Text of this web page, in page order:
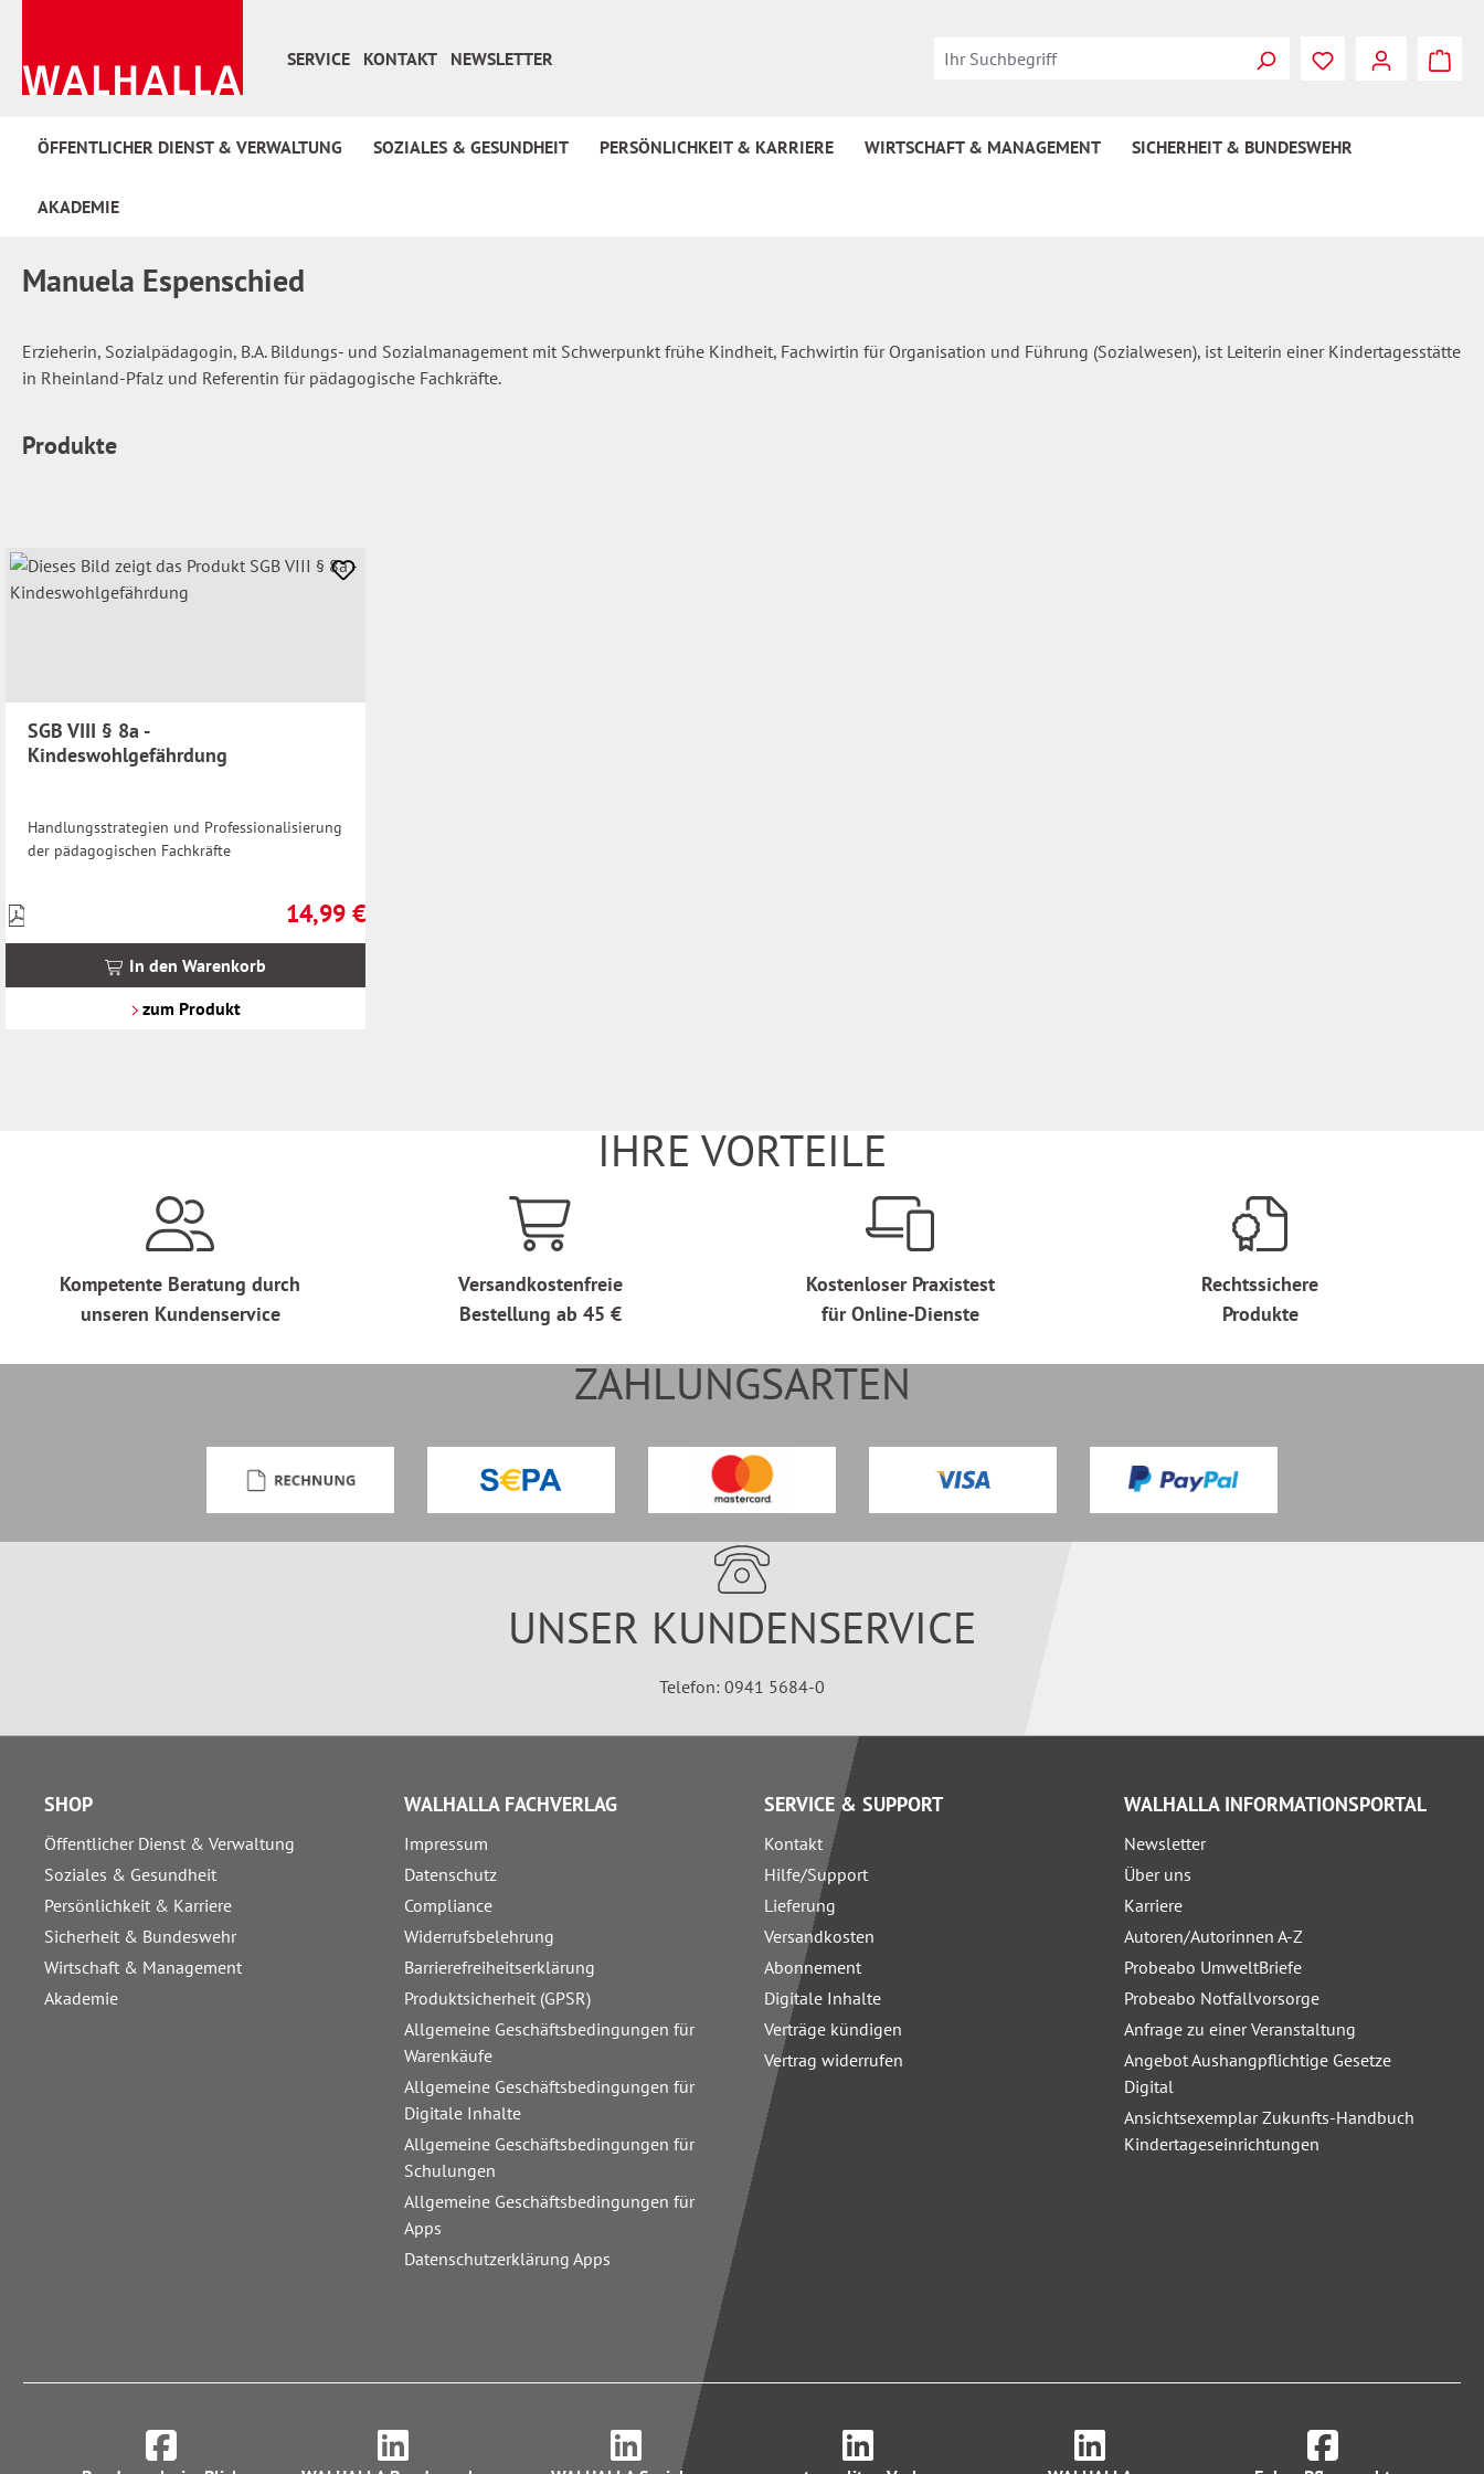
SERVICE
KONTAKT NEWSLETTER Du hast 0
ÖFFENTLICHER DIENST & VERWALTUNG SOZIALES & GESUNDHEIT PERSÖNLICHKEIT & KARRIERE WIRTSCHAFT & MANAGEMENT SICHERHEIT & BUNDESWEHR
AKADEMIE
Manuela Espenschied
Erzieherin, Sozialpädagogin, B.A. Bildungs- und Sozialmanagement mit Schwerpunkt frühe Kindheit, Fachwirtin für Organisation und Führung (Sozialwesen), ist Leiterin einer Kindertagesstätte
in Rheinland-Pfalz und Referentin für pädagogische Fachkräfte.
Produkte
SGB VIII § 8a -
Kindeswohlgefährdung
Handlungsstrategien und Professionalisierung
der pädagogischen Fachkräfte
Regulärer Preis:
14,99 €
Preise
inkl.
In den Warenkorb
zum Produkt
IHRE VORTEILE
Kompetente Beratung durch
unseren Kundenservice
Versandkostenfreie
Bestellung ab 45 €
Kostenloser Praxistest
für Online-Dienste
Rechtssichere
Produkte
ZAHLUNGSARTEN
UNSER KUNDENSERVICE
Telefon: 0941 5684-0
SHOP
Öffentlicher Dienst & Verwaltung
Soziales & Gesundheit
Persönlichkeit & Karriere
Sicherheit & Bundeswehr
Wirtschaft & Management
Akademie
WALHALLA FACHVERLAG
Impressum
Datenschutz
Compliance
Widerrufsbelehrung
Barrierefreiheitserklärung
Produktsicherheit (GPSR)
Allgemeine Geschäftsbedingungen für
Warenkäufe
Allgemeine Geschäftsbedingungen für
Digitale Inhalte
Allgemeine Geschäftsbedingungen für
Schulungen
Allgemeine Geschäftsbedingungen für
Apps
Datenschutzerklärung Apps
SERVICE & SUPPORT
Kontakt
Hilfe/Support
Lieferung
Versandkosten
Abonnement
Digitale Inhalte
Verträge kündigen
Vertrag widerrufen
WALHALLA INFORMATIONSPORTAL
Newsletter
Über uns
Karriere
Autoren/Autorinnen A-Z
Probeabo UmweltBriefe
Probeabo Notfallvorsorge
Anfrage zu einer Veranstaltung
Angebot Aushangpflichtige Gesetze
Digital
Ansichtsexemplar Zukunfts-Handbuch
Kindertageseinrichtungen